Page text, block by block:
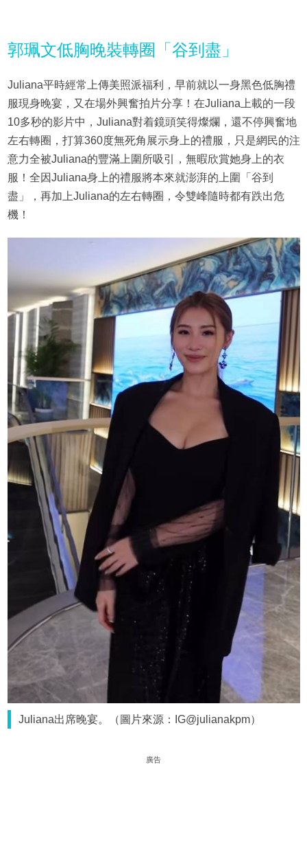
郭珮文低胸晚裝轉圈「谷到盡」
Juliana平時經常上傳美照派福利，早前就以一身黑色低胸禮
服現身晚宴，又在場外興奮拍片分享！在Juliana上載的一段
10多秒的影片中，Juliana對着鏡頭笑得燦爛，還不停興奮地
左右轉圈，打算360度無死角展示身上的禮服，只是網民的注
意力全被Juliana的豐滿上圍所吸引，無暇欣賞她身上的衣
服！全因Juliana身上的禮服將本來就澎湃的上圍「谷到
盡」，再加上Juliana的左右轉圈，令雙峰隨時都有跌出危
機！
Juliana出席晚宴。（圖片來源：IG@julianakpm）
廣告